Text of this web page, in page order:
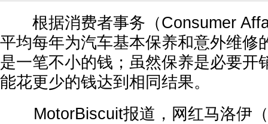
根据消费者事务（Consumer
平均每年为汽车基本保养和意外维修
是一笔不小的钱；虽然保养是必要开
能花更少的钱达到相同结果。
MotorBiscuit报道，网红马洛伊（